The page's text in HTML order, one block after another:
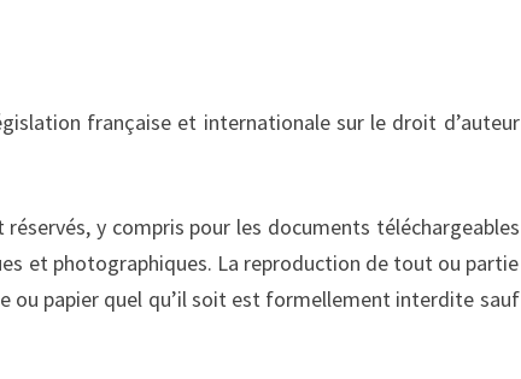
française et internationale sur le droit d’auteur
y compris pour les documents téléchargeables
et photographiques. La reproduction de tout ou partie
ou papier quel qu’il soit est formellement interdite sauf